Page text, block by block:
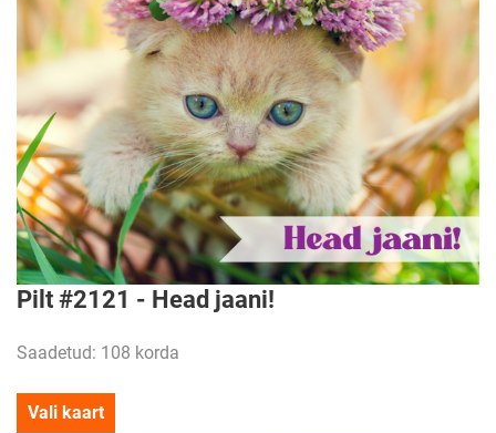
Pilt #2121 - Head jaani!
Saadetud: 108 korda
Vali kaart